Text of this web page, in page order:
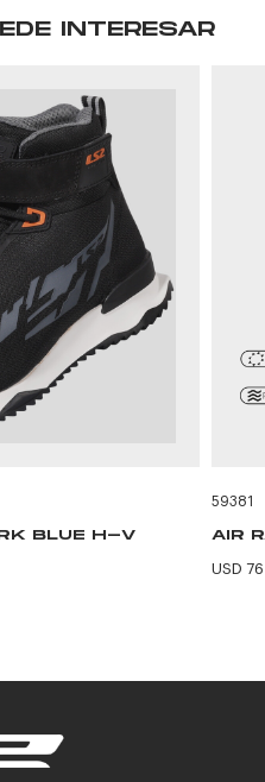
INTERESAR
BLUE H-V
59381
AIR
USD 76